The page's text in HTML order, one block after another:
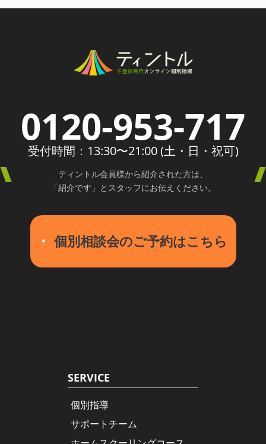
0120-953-717
受付時間：13:30〜21:00 (土・日・祝可)
ティントル会員様から紹介された方は、
「紹介です」とスタッフにお伝えください。
個別相談会のご予約はこちら
SERVICE
個別指導
サポートチーム